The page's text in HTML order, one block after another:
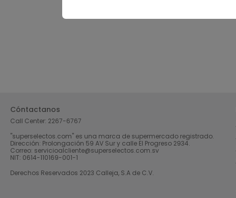
Cóntactanos
Call Center: 2267-6767
"superselectos.com" es una marca de supermercado registrado.
Dirección: Prolongación 59 AV Sur y calle El Progreso 2934.
Correo: servicioalcliente@superselectos.com.sv
NIT: 0614-110169-001-1
Derechos Reservados 2023 Calleja, S.A de C.V.